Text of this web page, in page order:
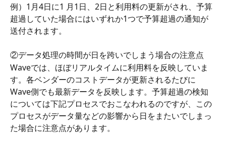
例）1月4日に1 月1日、2日と利用料の更新がされ、予算
超過していた場合にはいずれか1つで予算超過の通知が
送付されます。
②データ処理の時間が日を跨いでしまう場合の注意点
Waveでは、ほぼリアルタイムに利用料を反映していま
す。各ベンダーのコストデータが更新されるたびに
Wave側でも最新データを反映します。予算超過の検知
については下記プロセスでおこなわれるのですが、この
プロセスがデータ量などの影響から日をまたいでしまっ
た場合に注意点があります。